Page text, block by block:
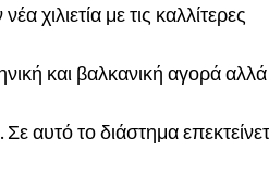
χιλιετία με τις καλλίτερες
και βαλκανική αγορά αλλά
αυτό το διάστημα